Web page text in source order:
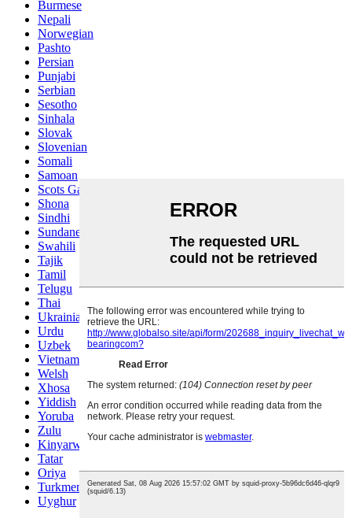
Burmese
Nepali
Norwegian
Pashto
Persian
Punjabi
Serbian
Sesotho
Sinhala
Slovak
Slovenian
Somali
Samoan
Scots Gaelic
Shona
Sindhi
Sundanese
Swahili
Tajik
Tamil
Telugu
Thai
Ukrainian
Urdu
Uzbek
Vietnamese
Welsh
Xhosa
Yiddish
Yoruba
Zulu
Kinyarwanda
Tatar
Oriya
Turkmen
Uyghur